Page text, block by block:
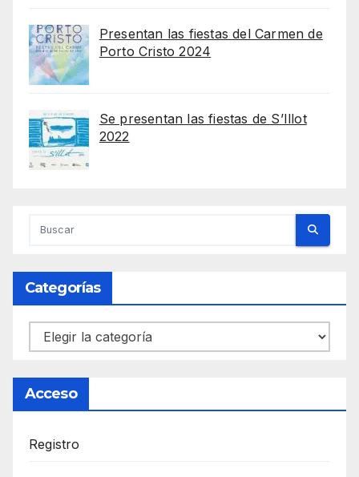
Presentan las fiestas del Carmen de
Porto Cristo 2024
Se presentan las fiestas de S’Illot
2022
Categorías
Categorías
Acceso
Registro